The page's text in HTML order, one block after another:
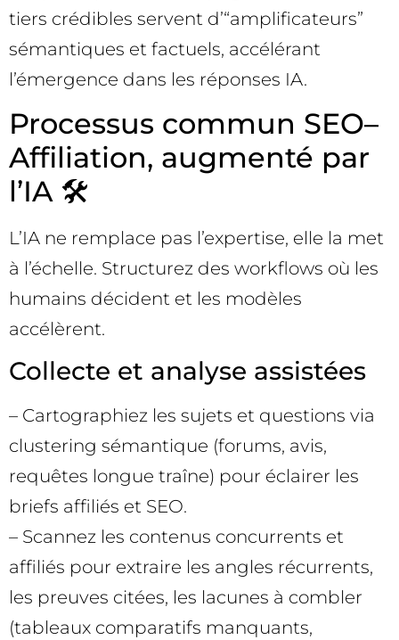
tiers crédibles servent d’“amplificateurs”
sémantiques et factuels, accélérant
l’émergence dans les réponses IA.
Processus commun SEO–
Affiliation, augmenté par
l’IA 🛠️
L’IA ne remplace pas l’expertise, elle la met
à l’échelle. Structurez des workflows où les
humains décident et les modèles
accélèrent.
Collecte et analyse assistées
– Cartographiez les sujets et questions via
clustering sémantique (forums, avis,
requêtes longue traîne) pour éclairer les
briefs affiliés et SEO.
– Scannez les contenus concurrents et
affiliés pour extraire les angles récurrents,
les preuves citées, les lacunes à combler
(tableaux comparatifs manquants,